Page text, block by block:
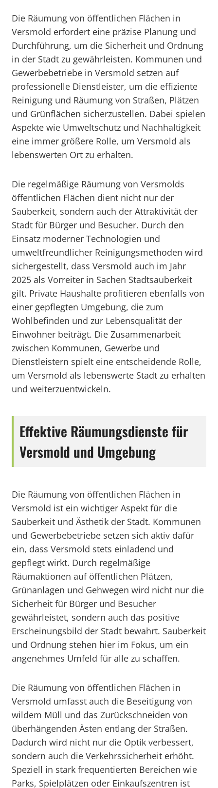
Die Räumung von öffentlichen Flächen in
Versmold erfordert eine präzise Planung und
Durchführung, um die Sicherheit und Ordnung
in der Stadt zu gewährleisten. Kommunen und
Gewerbebetriebe in Versmold setzen auf
professionelle Dienstleister, um die effiziente
Reinigung und Räumung von Straßen, Plätzen
und Grünflächen sicherzustellen. Dabei spielen
Aspekte wie Umweltschutz und Nachhaltigkeit
eine immer größere Rolle, um Versmold als
lebenswerten Ort zu erhalten.
Die regelmäßige Räumung von Versmolds
öffentlichen Flächen dient nicht nur der
Sauberkeit, sondern auch der Attraktivität der
Stadt für Bürger und Besucher. Durch den
Einsatz moderner Technologien und
umweltfreundlicher Reinigungsmethoden wird
sichergestellt, dass Versmold auch im Jahr
2025 als Vorreiter in Sachen Stadtsauberkeit
gilt. Private Haushalte profitieren ebenfalls von
einer gepflegten Umgebung, die zum
Wohlbefinden und zur Lebensqualität der
Einwohner beiträgt. Die Zusammenarbeit
zwischen Kommunen, Gewerbe und
Dienstleistern spielt eine entscheidende Rolle,
um Versmold als lebenswerte Stadt zu erhalten
und weiterzuentwickeln.
Effektive Räumungsdienste für
Versmold und Umgebung
Die Räumung von öffentlichen Flächen in
Versmold ist ein wichtiger Aspekt für die
Sauberkeit und Ästhetik der Stadt. Kommunen
und Gewerbebetriebe setzen sich aktiv dafür
ein, dass Versmold stets einladend und
gepflegt wirkt. Durch regelmäßige
Räumaktionen auf öffentlichen Plätzen,
Grünanlagen und Gehwegen wird nicht nur die
Sicherheit für Bürger und Besucher
gewährleistet, sondern auch das positive
Erscheinungsbild der Stadt bewahrt. Sauberkeit
und Ordnung stehen hier im Fokus, um ein
angenehmes Umfeld für alle zu schaffen.
Die Räumung von öffentlichen Flächen in
Versmold umfasst auch die Beseitigung von
wildem Müll und das Zurückschneiden von
überhängenden Ästen entlang der Straßen.
Dadurch wird nicht nur die Optik verbessert,
sondern auch die Verkehrssicherheit erhöht.
Speziell in stark frequentierten Bereichen wie
Parks, Spielplätzen oder Einkaufszentren ist